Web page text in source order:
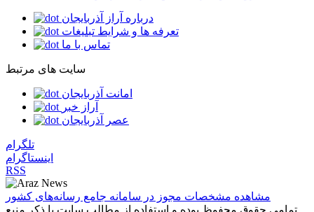
درباره آراز آذربایجان
تعرفه ها و شرایط تبلیغات
تماس با ما
سایت های مرتبط
امانت آذربایجان
آراز خبر
عصر آذربایجان
تلگرام
اینستاگرام
RSS
مشاهده مشخصات مجوز در سامانه جامع رسانه‌های کشور
تمامی حقوق محفوظ بوده و استفاده از مطالب سایت با ذکر منبع